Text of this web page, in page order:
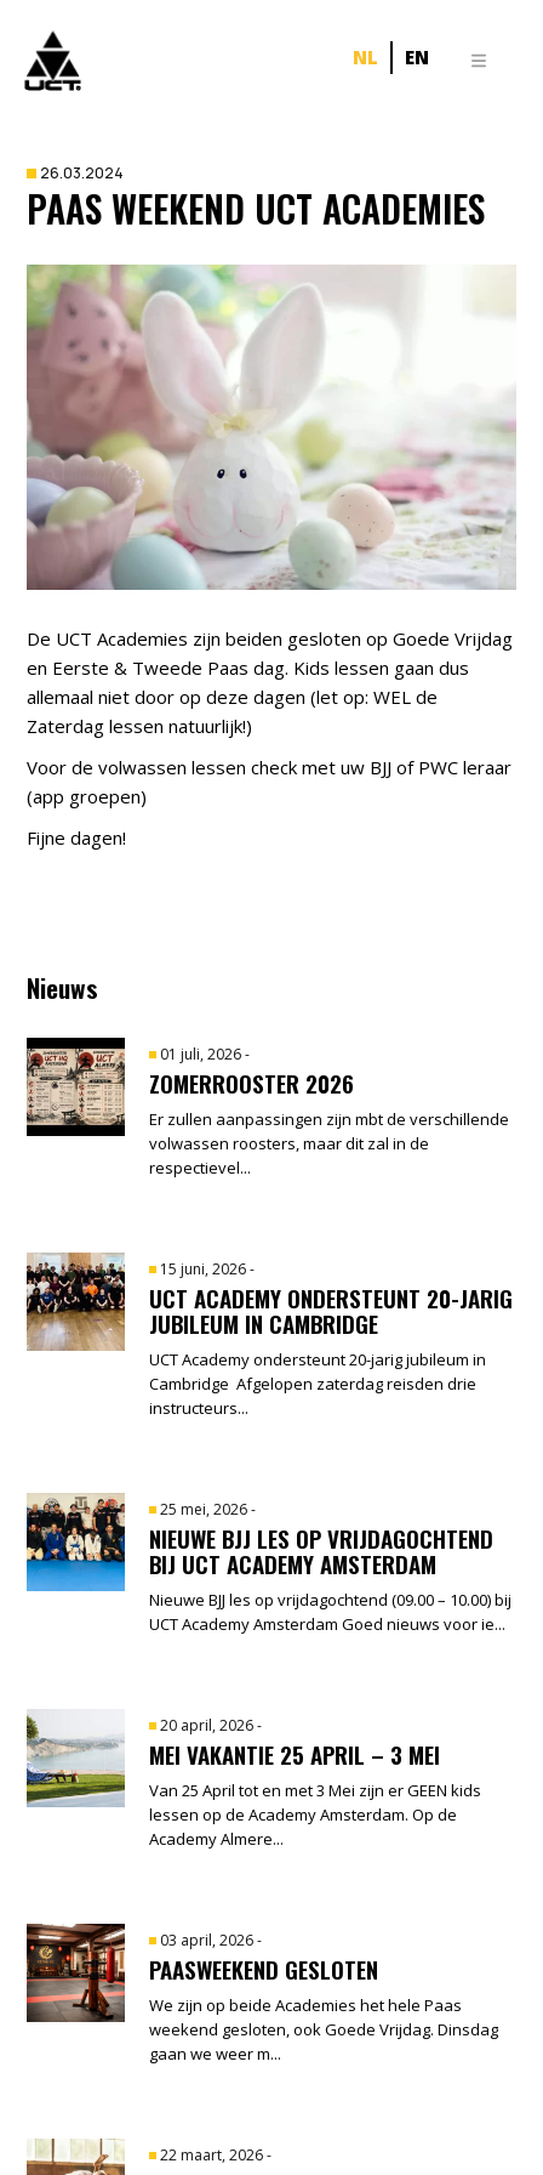
NL EN
26.03.2024
PAAS WEEKEND UCT ACADEMIES
De UCT Academies zijn beiden gesloten op Goede Vrijdag
en Eerste & Tweede Paas dag. Kids lessen gaan dus
allemaal niet door op deze dagen (let op: WEL de
Zaterdag lessen natuurlijk!)
Voor de volwassen lessen check met uw BJJ of PWC leraar
(app groepen)
Fijne dagen!
Nieuws
01 juli, 2026-
ZOMERROOSTER 2026
Er zullen aanpassingen zijn mbt de verschillende
volwassen roosters, maar dit zal in de
respectievel...
15 juni, 2026-
UCT ACADEMY ONDERSTEUNT 20-JARIG
JUBILEUM IN CAMBRIDGE
UCT Academy ondersteunt 20-jarig jubileum in
Cambridge Afgelopen zaterdag reisden drie
instructeurs...
25 mei, 2026-
NIEUWE BJJ LES OP VRIJDAGOCHTEND
BIJ UCT ACADEMY AMSTERDAM
Nieuwe BJJ les op vrijdagochtend (09.00 – 10.00) bij
UCT Academy Amsterdam Goed nieuws voor ie...
20 april, 2026-
MEI VAKANTIE 25 APRIL – 3 MEI
Van 25 April tot en met 3 Mei zijn er GEEN kids
lessen op de Academy Amsterdam. Op de
Academy Almere...
03 april, 2026-
PAASWEEKEND GESLOTEN
We zijn op beide Academies het hele Paas
weekend gesloten, ook Goede Vrijdag. Dinsdag
gaan we weer m...
22 maart, 2026-